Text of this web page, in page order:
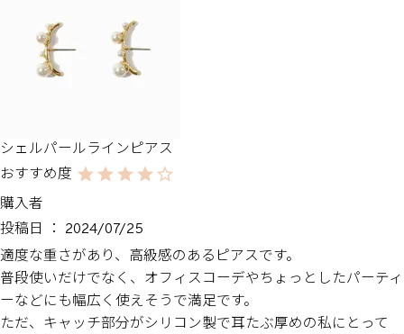
シェルパールラインピアス
購入者
投稿日
2024/07/25
適度な重さがあり、高級感のあるピアスです。
普段使いだけでなく、オフィスコーデやちょっとしたパーティ
ーなどにも幅広く使えそうで満足です。
ただ、キャッチ部分がシリコン製で耳たぶ厚めの私にとって